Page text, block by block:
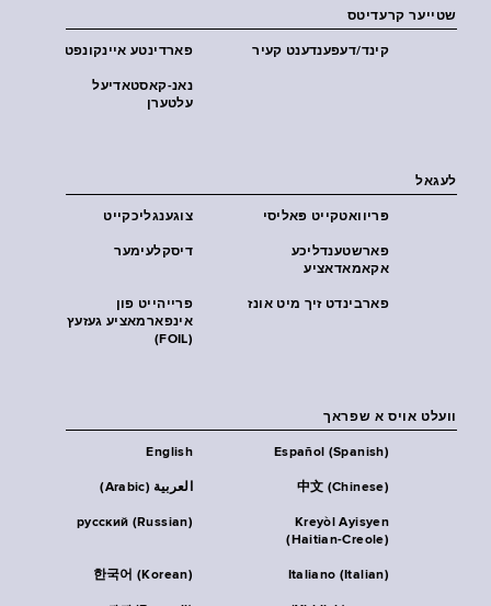
שטייער קרעדיטס
פארדינטע איינקונפט קינד/דעפענדענט קעיר
נאנ-קאסטאדיעל
עלטערן
לעגאל
צוגענגליכקייט פּריוואטקייט פּאליסי
דיסקלעימער
פארשטענדליכע
אקאמאדאציע
פרייהייט פון
אינפארמאציע געזעץ
(FOIL)
פארבינדט זיך מיט אונז
וועלט אויס א שפראך
English Español (Spanish)
العربية (Arabic) 中文 (Chinese)
русский (Russian)
Kreyòl Ayisyen
(Haitian-Creole)
한국어 (Korean) Italiano (Italian)